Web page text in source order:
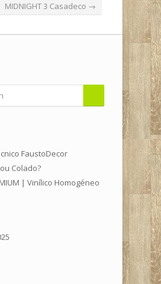
MIDNIGHT 3 Casadeco →
FaustoDecor
Colado?
| Vinílico Homogéneo